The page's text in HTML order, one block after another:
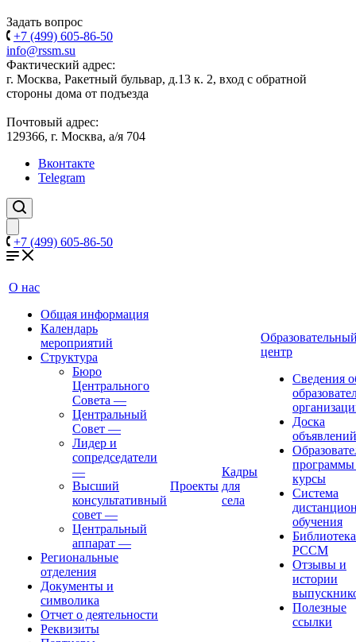
Задать вопрос
+7 (499) 605-86-50
info@rssm.su
Фактический адрес:
г. Москва, Ракетный бульвар, д.13 к. 2, вход с обратной
стороны дома от подъезда
Почтовый адрес:
129366, г. Москва, а/я 704
Вконтакте
Telegram
+7 (499) 605-86-50
О нас
Общая информация
Календарь
мероприятий
Структура
Бюро
Центрального
Совета —
Центральный
Совет —
Лидер и
сопредседатели
—
Высший
консультативный
совет —
Центральный
аппарат —
Региональные
отделения
Документы и
символика
Отчет о деятельности
Реквизиты
Проекты
Кадры
для
села
центр
Сведения
Доска
объявлений
курсы
Система
обучения
Библиотека
РССМ
Отзывы и
истории
Полезные
ссылки